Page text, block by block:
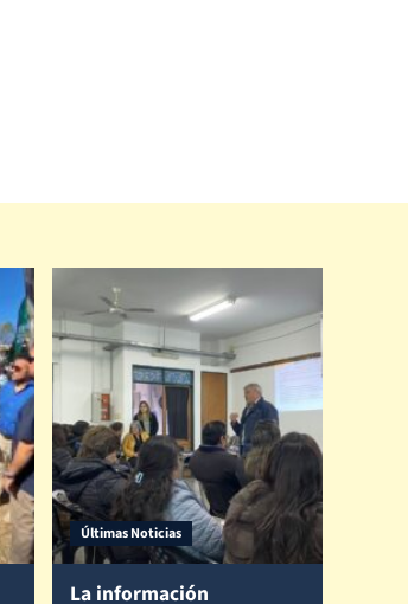
Últimas Noticias
La información